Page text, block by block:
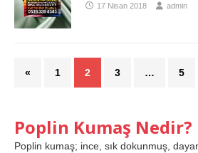
17 Nisan 2018 admin
« 1 2 3 … 5
Poplin Kumaş Nedir?
Poplin kumaş; ince, sık dokunmuş,